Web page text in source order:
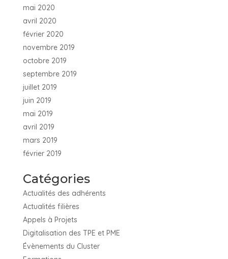
mai 2020
avril 2020
février 2020
novembre 2019
octobre 2019
septembre 2019
juillet 2019
juin 2019
mai 2019
avril 2019
mars 2019
février 2019
Catégories
Actualités des adhérents
Actualités filières
Appels à Projets
Digitalisation des TPE et PME
Évènements du Cluster